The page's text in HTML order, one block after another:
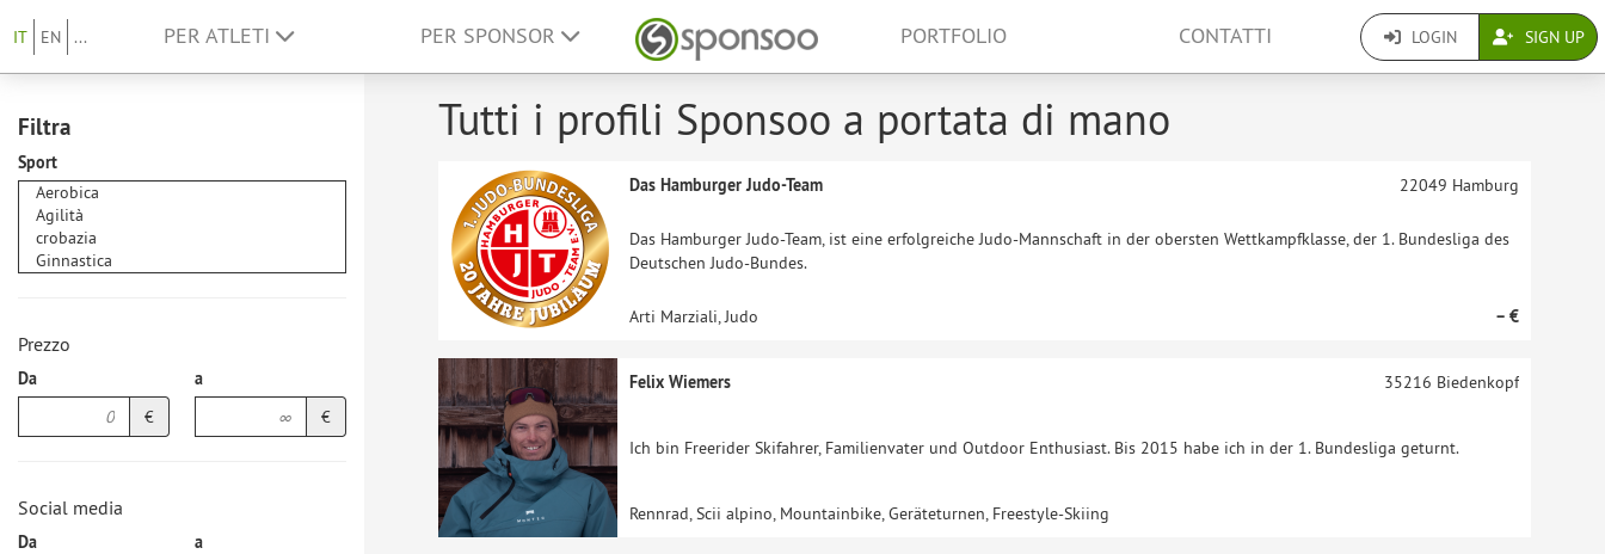
IT EN ... PER ATLETI PER SPONSOR PORTFOLIO CONTATTI LOGIN SIGN UP
Filtra
Sport
Prezzo
Da
€
a
€
Social media
Da a
Tutti i profili Sponsoo a portata di mano
Das Hamburger Judo-Team
Das Hamburger Judo-Team, ist eine erfolgreiche Judo-Mannschaft in der obersten Wettkampfklasse, der 1. Bundesliga des
Deutschen Judo-Bundes.
22049 Hamburg
Arti Marziali, Judo – €
Felix Wiemers
Ich bin Freerider Skifahrer, Familienvater und Outdoor Enthusiast. Bis 2015 habe ich in der 1. Bundesliga geturnt.
35216 Biedenkopf
Rennrad, Scii alpino, Mountainbike, Geräteturnen, Freestyle-Skiing